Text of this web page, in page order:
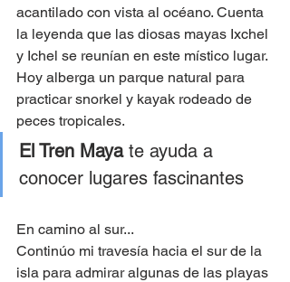
acantilado con vista al océano. Cuenta
la leyenda que las diosas mayas Ixchel
y Ichel se reunían en este místico lugar.
Hoy alberga un parque natural para
practicar snorkel y kayak rodeado de
peces tropicales.
El Tren Maya te ayuda a
conocer lugares fascinantes
En camino al sur...
Continúo mi travesía hacia el sur de la
isla para admirar algunas de las playas